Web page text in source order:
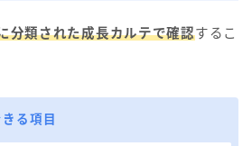
分類された成長カルテで確認するこ
る項目